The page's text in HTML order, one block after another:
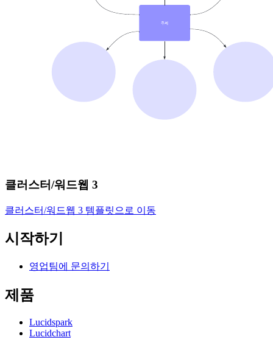
클러스터/워드웹 3
클러스터/워드웹 3 템플릿으로 이동
시작하기
영업팀에 문의하기
제품
Lucidspark
Lucidchart